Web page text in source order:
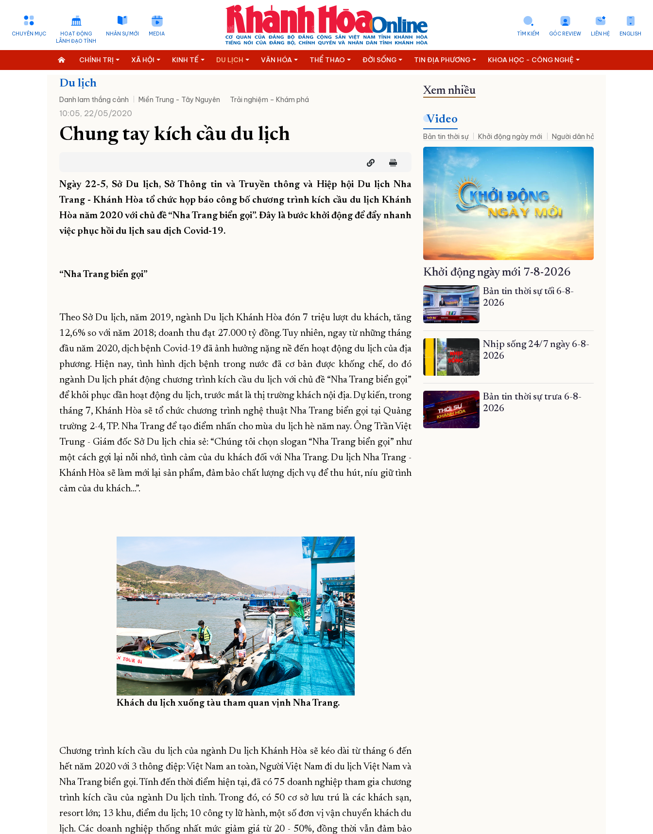
CHUYÊN MỤC
HOẠT ĐỘNG
LÃNH ĐẠO TỈNH
NHÂN SỰ MỚI MEDIA ENGLISH
LIÊN HỆ
GÓC REVIEW
TÌM KIẾM
CHÍNH TRỊ XÃ HỘI KINH TẾ DU LỊCH VĂN HÓA THỂ THAO ĐỜI SỐNG TIN ĐỊA PHƯƠNG KHOA HỌC - CÔNG NGHỆ
Du lịch
Danh lam thắng cảnh Miền Trung - Tây Nguyên Trải nghiệm – Khám phá
10:05, 22/05/2020
Chung tay kích cầu du lịch
Ngày 22-5, Sở Du lịch, Sở Thông tin và Truyền thông và Hiệp hội Du lịch Nha
Trang - Khánh Hòa tổ chức họp báo công bố chương trình kích cầu du lịch Khánh
Hòa năm 2020 với chủ đề “Nha Trang biển gọi”. Đây là bước khởi động để đẩy nhanh
việc phục hồi du lịch sau dịch Covid-19.
“Nha Trang biển gọi”
Theo Sở Du lịch, năm 2019, ngành Du lịch Khánh Hòa đón 7 triệu lượt du khách, tăng
12,6% so với năm 2018; doanh thu đạt 27.000 tỷ đồng. Tuy nhiên, ngay từ những tháng
đầu năm 2020, dịch bệnh Covid-19 đã ảnh hưởng nặng nề đến hoạt động du lịch của địa
phương. Hiện nay, tình hình dịch bệnh trong nước đã cơ bản được khống chế, do đó
ngành Du lịch phát động chương trình kích cầu du lịch với chủ đề “Nha Trang biển gọi”
để khôi phục dần hoạt động du lịch, trước mắt là thị trường khách nội địa. Dự kiến, trong
tháng 7, Khánh Hòa sẽ tổ chức chương trình nghệ thuật Nha Trang biển gọi tại Quảng
trường 2-4, TP. Nha Trang để tạo điểm nhấn cho mùa du lịch hè năm nay. Ông Trần Việt
Trung - Giám đốc Sở Du lịch chia sẻ: “Chúng tôi chọn slogan “Nha Trang biển gọi” như
một cách gợi lại nỗi nhớ, tình cảm của du khách đối với Nha Trang. Du lịch Nha Trang -
Khánh Hòa sẽ làm mới lại sản phẩm, đảm bảo chất lượng dịch vụ để thu hút, níu giữ tình
cảm của du khách…”.
Khách du lịch xuống tàu tham quan vịnh Nha Trang.
Chương trình kích cầu du lịch của ngành Du lịch Khánh Hòa sẽ kéo dài từ tháng 6 đến
hết năm 2020 với 3 thông điệp: Việt Nam an toàn, Người Việt Nam đi du lịch Việt Nam và
Nha Trang biển gọi. Tính đến thời điểm hiện tại, đã có 75 doanh nghiệp tham gia chương
trình kích cầu của ngành Du lịch tỉnh. Trong đó, có 50 cơ sở lưu trú là các khách sạn,
resort lớn; 13 khu, điểm du lịch; 10 công ty lữ hành, một số đơn vị vận chuyển khách du
lịch. Các doanh nghiệp thống nhất mức giảm giá từ 20 - 50%, đồng thời vẫn đảm bảo
Xem nhiều
Video
Bản tin thời sự Khởi động ngày mới Người dân hỏi – Cơ quan nhà
Khởi động ngày mới 7-8-2026
Bản tin thời sự tối 6-8-
2026
Nhịp sống 24/7 ngày 6-8-
2026
Bản tin thời sự trưa 6-8-
2026